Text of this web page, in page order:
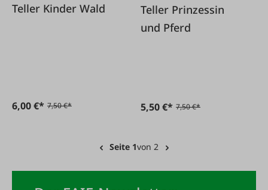
Teller Kinder Wald
6,00 €* 7,50 €*
Teller Prinzessin
und Pferd
5,50 €* 7,50 €*
Seite 1von 2